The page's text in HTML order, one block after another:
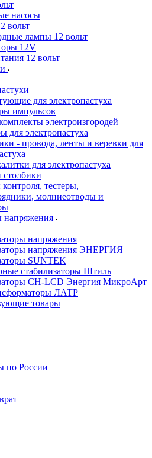
насосы
вольт
лампы 12 вольт
12V
12 вольт
для электропастуха
импульсов
электроизгородей
для электропастуха
- провода, ленты и веревки для
для электропастуха
тестеры,
молниеотводы и
напряжения
напряжения
напряжения ЭНЕРГИЯ
SUNTEK
стабилизаторы Штиль
СН-LCD Энepгия МикроАрт
ЛАТР
товары
по России